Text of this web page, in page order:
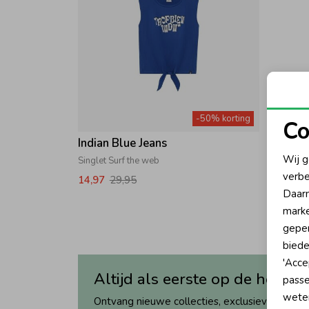
-50% korting
Indian Blue Jeans
Singlet Surf the web
14,97 29,95
Altijd als eerste op de
Ontvang nieuwe collecties, exclusieve
Wij